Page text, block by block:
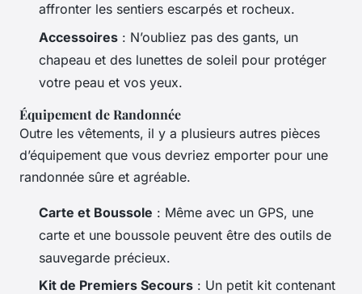
affronter les sentiers escarpés et rocheux.
Accessoires : N’oubliez pas des gants, un
chapeau et des lunettes de soleil pour protéger
votre peau et vos yeux.
Équipement de Randonnée
Outre les vêtements, il y a plusieurs autres pièces
d’équipement que vous devriez emporter pour une
randonnée sûre et agréable.
Carte et Boussole : Même avec un GPS, une
carte et une boussole peuvent être des outils de
sauvegarde précieux.
Kit de Premiers Secours : Un petit kit contenant